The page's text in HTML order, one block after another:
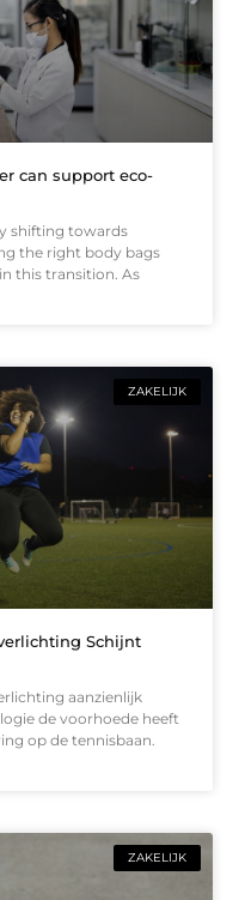
can support eco-
shifting towards
the right body bags
this transition. As
ZAKELIJK
Schijnt
aanzienlijk
de voorhoede heeft
op de tennisbaan.
ZAKELIJK